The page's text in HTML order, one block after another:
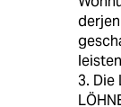
3. Die